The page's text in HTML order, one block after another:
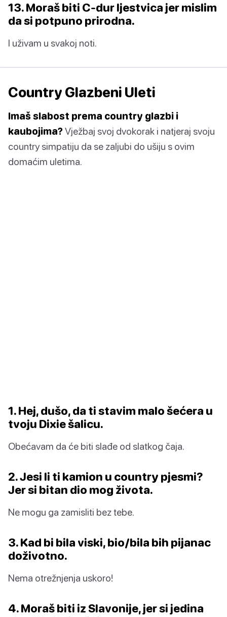
13. Moraš biti C-dur ljestvica jer mislim
da si potpuno prirodna.
I uživam u svakoj noti.
Country Glazbeni Uleti
Imaš slabost prema country glazbi i
kaubojima?Vježbaj svoj dvokorak i natjeraj svoju
country simpatiju da se zaljubi do ušiju s ovim
domaćim uletima.
1. Hej, dušo, da ti stavim malo šećera u
tvoju Dixie šalicu.
Obećavam da će biti slađe od slatkog čaja.
2. Jesi li ti kamion u country pjesmi?
Jer si bitan dio mog života.
Ne mogu ga zamisliti bez tebe.
3. Kad bi bila viski, bio/bila bih pijanac
doživotno.
Nema otrežnjenja uskoro!
4. Moraš biti iz Slavonije, jer si jedina